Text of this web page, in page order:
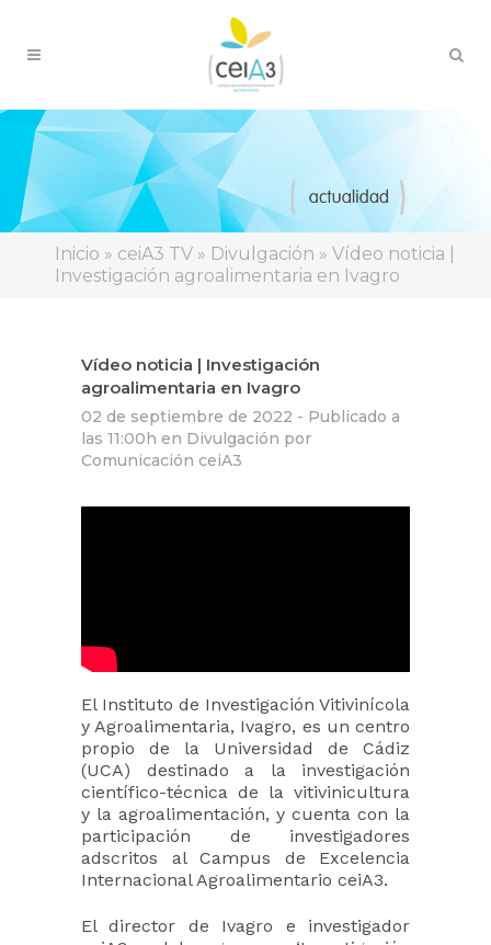
Inicio » ceiA3 TV » Divulgación » Vídeo noticia |
Investigación agroalimentaria en Ivagro
Vídeo noticia | Investigación
agroalimentaria en Ivagro
02 de septiembre de 2022 - Publicado a
las 11:00h en Divulgación por
Comunicación ceiA3
El Instituto de Investigación Vitivinícola
y Agroalimentaria, Ivagro, es un centro
propio de la Universidad de Cádiz
(UCA) destinado a la investigación
científico-técnica de la vitivinicultura
y la agroalimentación, y cuenta con la
participación de investigadores
adscritos al Campus de Excelencia
Internacional Agroalimentario ceiA3.
El director de Ivagro e investigador